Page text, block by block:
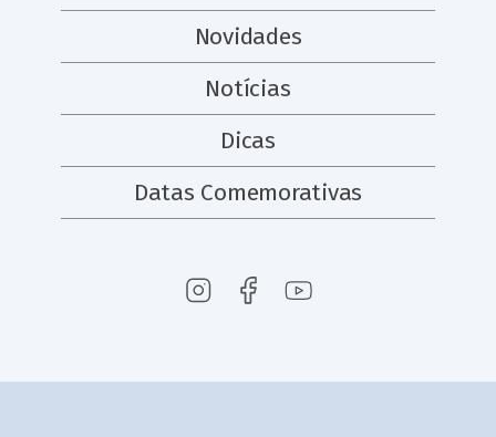
Novidades
Notícias
Dicas
Datas Comemorativas